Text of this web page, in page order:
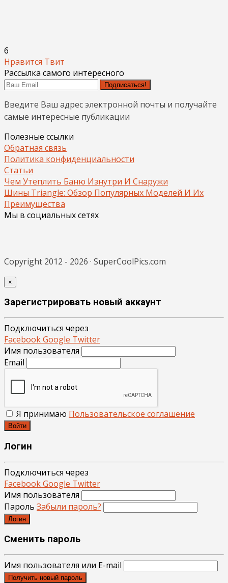
6
Нравится Твит
Рассылка самого интересного
Подписаться!
Введите Ваш адрес электронной почты и получайте
самые интересные публикации
Полезные ссылки
Обратная связь
Политика конфиденциальности
Статьи
Чем Утеплить Баню Изнутри И Снаружи
Шины Triangle: Обзор Популярных Моделей И Их
Преимущества
Мы в социальных сетях
Copyright 2012 - 2026 · SuperCoolPics.com
×
Зарегистрировать новый аккаунт
Подключиться через
FacebookGoogle Twitter
Имя пользователя
Email
Я принимаю Пользовательское соглашение
Войти
Логин
Подключиться через
FacebookGoogle Twitter
Имя пользователя
Пароль Забыли пароль?
Логин
Сменить пароль
Имя пользователя или E-mail
Получить новый пароль